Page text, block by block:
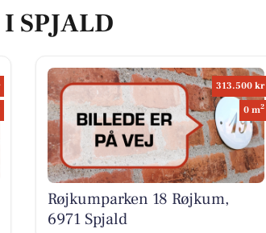
SPJALD
313.500 kr
0 m2
Røjkumparken 18 Røjkum,
6971 Spjald